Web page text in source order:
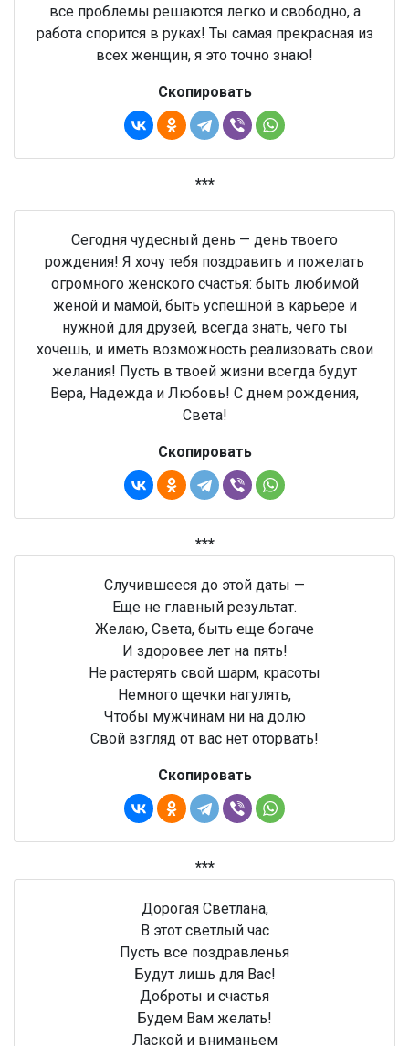
все проблемы решаются легко и свободно, а
работа спорится в руках! Ты самая прекрасная из
всех женщин, я это точно знаю!
Скопировать
***
Сегодня чудесный день — день твоего
рождения! Я хочу тебя поздравить и пожелать
огромного женского счастья: быть любимой
женой и мамой, быть успешной в карьере и
нужной для друзей, всегда знать, чего ты
хочешь, и иметь возможность реализовать свои
желания! Пусть в твоей жизни всегда будут
Вера, Надежда и Любовь! С днем рождения,
Света!
Скопировать
***
Случившееся до этой даты —
Еще не главный результат.
Желаю, Света, быть еще богаче
И здоровее лет на пять!
Не растерять свой шарм, красоты
Немного щечки нагулять,
Чтобы мужчинам ни на долю
Свой взгляд от вас нет оторвать!
Скопировать
***
Дорогая Светлана,
В этот светлый час
Пусть все поздравленья
Будут лишь для Вас!
Доброты и счастья
Будем Вам желать!
Лаской и вниманьем